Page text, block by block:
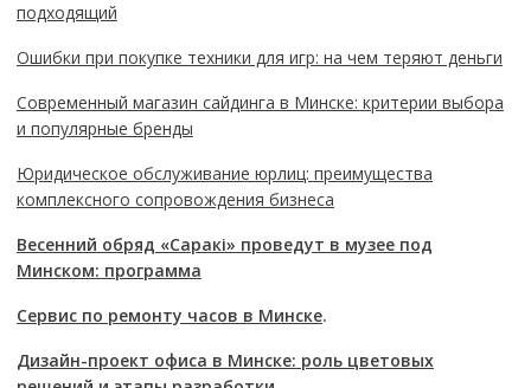
подходящий
Ошибки при покупке техники для игр: на чем теряют деньги
Современный магазин сайдинга в Минске: критерии выбора
и популярные бренды
Юридическое обслуживание юрлиц: преимущества
комплексного сопровождения бизнеса
Весенний обряд «Саракі» проведут в музее под
Минском: программа
Сервис по ремонту часов в Минске.
Дизайн-проект офиса в Минске: роль цветовых